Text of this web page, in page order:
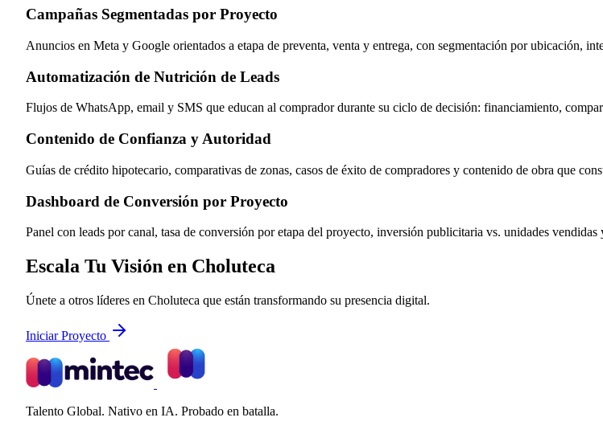
Campañas Segmentadas por Proyecto
Anuncios en Meta y Google orientados a etapa de preventa, venta y entrega, con segmentación por ubicación,
Automatización de Nutrición de Leads
Flujos de WhatsApp, email y SMS que educan al comprador durante su ciclo de decisión: financiamiento,
Contenido de Confianza y Autoridad
Guías de crédito hipotecario, comparativas de zonas, casos de éxito de compradores y contenido de obra que
Dashboard de Conversión por Proyecto
Panel con leads por canal, tasa de conversión por etapa del proyecto, inversión publicitaria vs. unidades
Escala Tu Visión en Choluteca
Únete a otros líderes en Choluteca que están transformando su presencia digital.
Iniciar Proyecto
Talento Global. Nativo en IA. Probado en batalla.